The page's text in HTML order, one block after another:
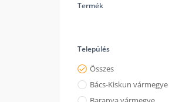
Termék
Település
Összes
Bács-Kiskun vármegye